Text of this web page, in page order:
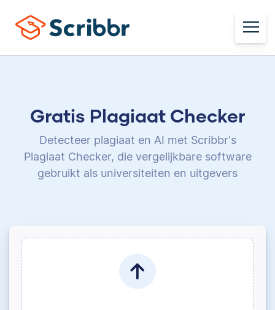
Gratis Plagiaat Checker
Detecteer plagiaat en AI met Scribbr's
Plagiaat Checker, die vergelijkbare software
gebruikt als universiteiten en uitgevers